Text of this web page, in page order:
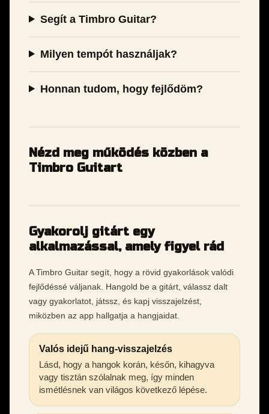
Segít a Timbro Guitar?
Milyen tempót használjak?
Honnan tudom, hogy fejlődöm?
Nézd meg működés közben a
Timbro Guitart
Gyakorolj gitárt egy
alkalmazással, amely figyel rád
A Timbro Guitar segít, hogy a rövid gyakorlások valódi
fejlődéssé váljanak. Hangold be a gitárt, válassz dalt
vagy gyakorlatot, játssz, és kapj visszajelzést,
miközben az app hallgatja a hangjaidat.
Valós idejű hang-visszajelzés
Lásd, hogy a hangok korán, későn, kihagyva
vagy tisztán szólalnak meg, így minden
ismétlésnek van világos következő lépése.